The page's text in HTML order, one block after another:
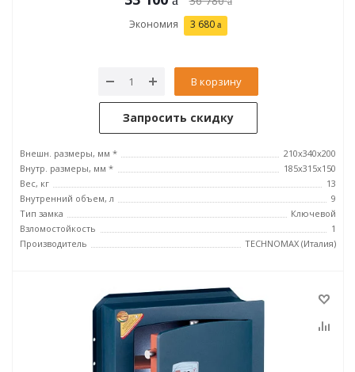
Экономия 3 680
В корзину
Запросить скидку
Внешн. размеры, мм *
210x340x200
Внутр. размеры, мм *
185х315х150
Вес, кг
13
Внутренний объем, л
9
Тип замка
Ключевой
Взломостойкость
1
Производитель
TECHNOMAX (Италия)